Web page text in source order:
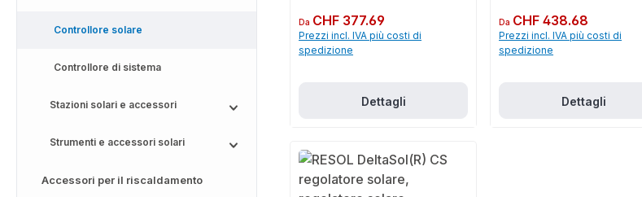
Controllore solare
Controllore di sistema
Stazioni solari e accessori
Strumenti e accessori solari
Accessori per il riscaldamento
Prezzo normale:
Da CHF 377.69
Prezzi incl. IVA più costi di
spedizione
Dettagli
Prezzo normale:
Da CHF 438.68
Prezzi incl. IVA più costi di
spedizione
Dettagli